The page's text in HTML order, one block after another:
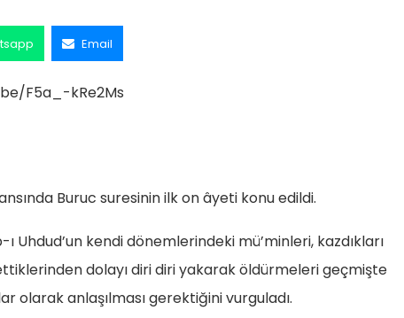
Email
F5a_-kRe2Ms
Buruc suresinin ilk on âyeti konu edildi.
Uhdud’un kendi dönemlerindeki mü’minleri, kazdıkları
dolayı diri diri yakarak öldürmeleri geçmişte
olarak anlaşılması gerektiğini vurguladı.